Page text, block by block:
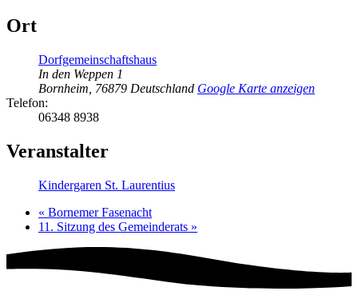
Ort
Dorfgemeinschaftshaus
In den Weppen 1
Bornheim 76879 Deutschland Google Karte anzeigen
Telefon:
06348 8938
Veranstalter
Kindergaren St. Laurentius
« Bornemer Fasenacht
11. Sitzung des Gemeinderats »